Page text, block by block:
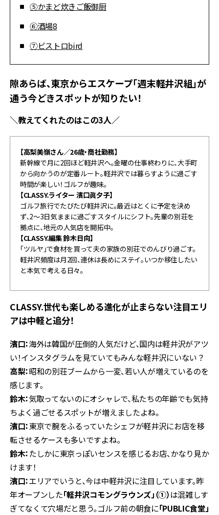
⑤かまど炊きご飯御厨
⑥酒場8
⑦ビストロbird
隙あらば、東京からエスケープ「週末軽井沢組」が
通う今どきスポットが知りたい！
＼教えてくれたのはこの3人／
【高梨美嶺さん／26歳・商社勤務】
新幹線で月に2回ほど軽井沢へ。金曜の仕事終わりに、大手町
から向かうのが定番ルート。軽井沢では暮らすように過ごす
時間が楽しい！ゴルフが趣味。
【CLASSY.ライター 濱口眞夕子】
ゴルフ旅行でたびたび軽井沢に。最近はとくに予定を決め
ず、2～3日気ままに過ごすスタイルにシフト。先輩の別荘を
拠点に、地元の人気店を開拓中。
【CLASSY.編集 鈴木日向】
「ツルヤ」で食材を買って夫の家族の別荘でのんびり過ごす。
軽井沢頻度は月2回、連休は長めにステイ。いつか移住したい
と本気で考える日々。
CLASSY.世代も楽しめる進化が止まらない注目エリ
アは中軽と追分！
濱口：海外は韓国が圧倒的人気だけど、国内は軽井沢がアツ
い！インスタグラムを見ていてもみんな軽井沢にいない？
高梨：昭和の別荘ブームから一変、若い人が増えているのを
感じます。
鈴木：気取ってないのにオシャレで、私たちの年齢でも気持
ちよく過ごせるスポットが増えましたよね。
濱口：東京で腕をふるっていたシェフが軽井沢にお店を移
転させるケースも多いですよね。
鈴木： たしかに東京っぽいセンスを感じるお店、かなり見か
けます！
濱口：エリアでいうと、今は中軽井沢に注目しています。昨
年オープンした「軽井沢コモングラウンズ」（①）は混雑しす
ぎてなくて穴場だと思う。ゴルフ前の朝食に「PUBLIC食堂」